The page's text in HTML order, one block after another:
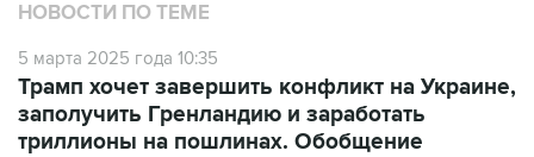
НОВОСТИ ПО ТЕМЕ
5 марта 2025 года 10:35
Трамп хочет завершить конфликт на Украине,
заполучить Гренландию и заработать
триллионы на пошлинах. Обобщение